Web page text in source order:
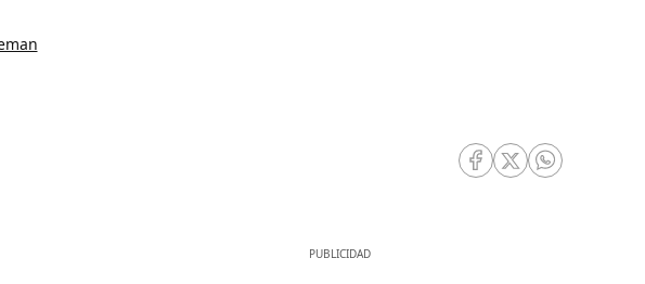
RRSS Facebook
RRSS Twitter
RRSS